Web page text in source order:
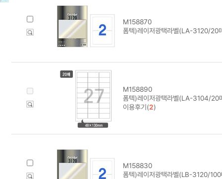
M158870
폼텍)레이저광택라벨(LA-3120/20
M158890
폼텍)레이저광택라벨(LA-3104/20
이용후기(2)
M158830
폼텍)레이저광택라벨(LB-3120/